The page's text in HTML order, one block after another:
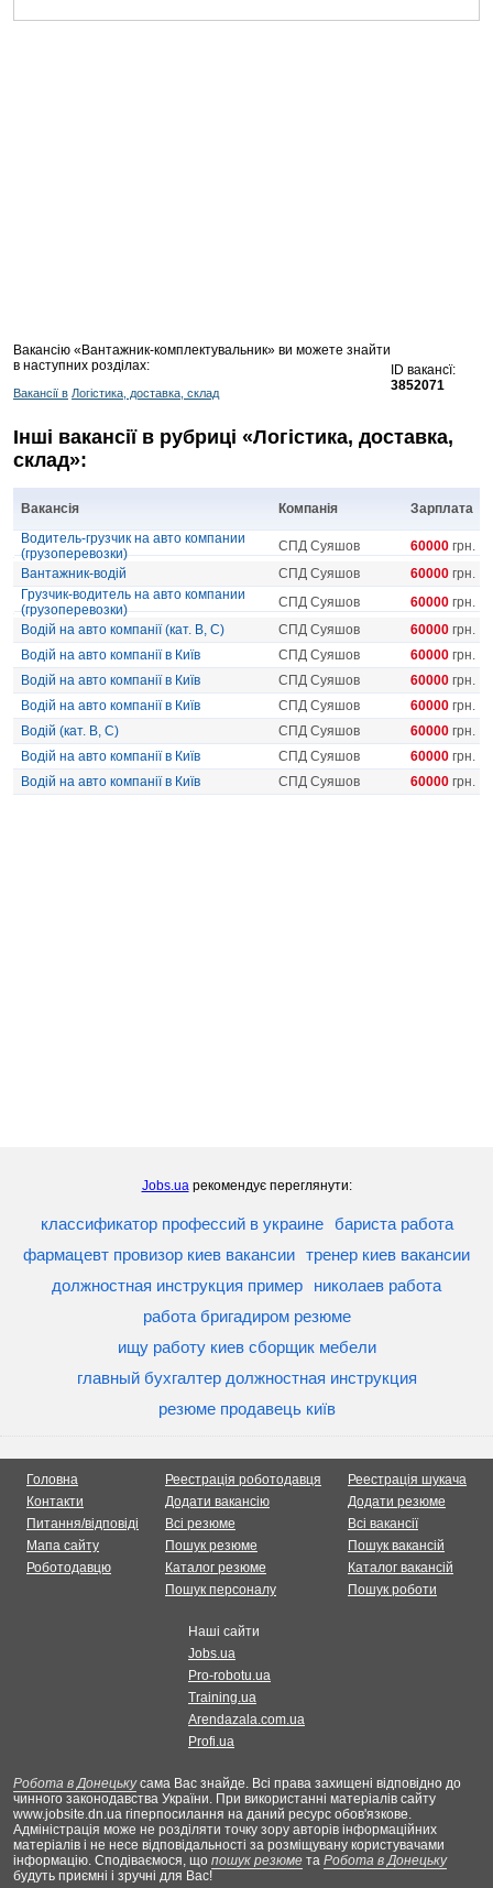
Вакансію «Вантажник-комплектувальник» ви можете знайти
в наступних розділах:
Вакансії в Логістика, доставка, склад
ID вакансї:
3852071
Інші вакансії в рубриці «Логістика, доставка,
склад»:
Вакансія Компанія
Зарплата
Водитель-грузчик на авто компании
(грузоперевозки)
СПД Суяшов 60000 грн.
Вантажник-водій
СПД Суяшов 60000 грн.
Грузчик-водитель на авто компании
(грузоперевозки)
СПД Суяшов 60000 грн.
Водій на авто компанії (кат. В, С)
СПД Суяшов 60000 грн.
Водій на авто компанії в Київ
СПД Суяшов 60000 грн.
Водій на авто компанії в Київ
СПД Суяшов 60000 грн.
Водій на авто компанії в Київ
СПД Суяшов 60000 грн.
Водій (кат. B, С)
СПД Суяшов 60000 грн.
Водій на авто компанії в Київ
СПД Суяшов 60000 грн.
Водій на авто компанії в Київ
СПД Суяшов 60000 грн.
Jobs.uaрекомендує переглянути:
классификатор профессий в украине
бариста работа
фармацевт провизор киев вакансии тренер киев вакансии
должностная инструкция пример
николаев работа
работа бригадиром резюме
ищу работу киев сборщик мебели
главный бухгалтер должностная инструкция
резюме продавець київ
Головна
Контакти
Питання/відповіді
Мапа сайту
Роботодавцю
Реестрація роботодавця
Додати вакансію
Всі резюме
Пошук резюме
Каталог резюме
Пошук персоналу
Реестрація шукача
Додати резюме
Всі вакансії
Пошук вакансій
Каталог вакансій
Пошук роботи
Наші сайти
Jobs.ua
Pro-robotu.ua
Training.ua
Arendazala.com.ua
Profi.ua
Робота в Донецькусама Вас знайде. Всі права захищені відповідно до
чинного законодавства України. При використанні матеріалів сайту
www.jobsite.dn.ua гіперпосилання на даний ресурс обов'язкове.
Адміністрація може не розділяти точку зору авторів інформаційних
матеріалів і не несе відповідальності за розміщувану користувачами
інформацію. Сподіваємося, що пошук резюме та Робота в Донецьку
будуть приємні і зручні для Вас!